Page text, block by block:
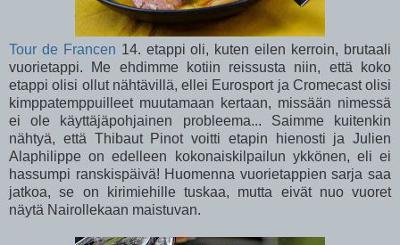
Tour de Francen 14. etappi oli, kuten eilen kerroin, brutaali
vuorietappi. Me ehdimme kotiin reissusta niin, että koko
etappi olisi ollut nähtävillä, ellei Eurosport ja Cromecast olisi
kimppatemppuilleet muutamaan kertaan, missään nimessä
ei ole käyttäjäpohjainen probleema... Saimme kuitenkin
nähtyä, että Thibaut Pinot voitti etapin hienosti ja Julien
Alaphilippe on edelleen kokonaiskilpailun ykkönen, eli ei
hassumpi ranskispäivä! Huomenna vuorietappien sarja saa
jatkoa, se on kirimiehille tuskaa, mutta eivät nuo vuoret
näytä Nairollekaan maistuvan.